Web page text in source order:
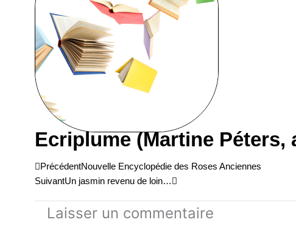
Ecriplume (Martine Péters,
Précédent
PrécédentNouvelle Encyclopédie des Roses Anciennes
SuivantUn jasmin revenu de loin…
Suivant
Laisser un commentaire